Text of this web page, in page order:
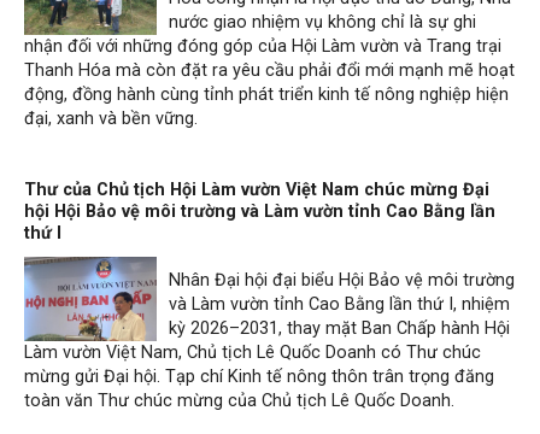
nước giao nhiệm vụ không chỉ là sự ghi
nhận đối với những đóng góp của Hội Làm vườn và Trang trại
Thanh Hóa mà còn đặt ra yêu cầu phải đổi mới mạnh mẽ hoạt
động, đồng hành cùng tỉnh phát triển kinh tế nông nghiệp hiện
đại, xanh và bền vững.
Thư của Chủ tịch Hội Làm vườn Việt Nam chúc mừng Đại
hội Hội Bảo vệ môi trường và Làm vườn tỉnh Cao Bằng lần
thứ I
Nhân Đại hội đại biểu Hội Bảo vệ môi trường
và Làm vườn tỉnh Cao Bằng lần thứ I, nhiệm
kỳ 2026–2031, thay mặt Ban Chấp hành Hội
Làm vườn Việt Nam, Chủ tịch Lê Quốc Doanh có Thư chúc
mừng gửi Đại hội. Tạp chí Kinh tế nông thôn trân trọng đăng
toàn văn Thư chúc mừng của Chủ tịch Lê Quốc Doanh.